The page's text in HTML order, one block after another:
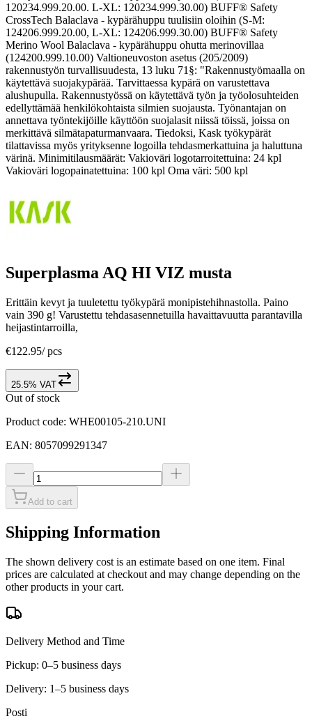
120234.999.20.00. L-XL: 120234.999.30.00) BUFF® Safety
CrossTech Balaclava - kypärähuppu tuulisiin oloihin (S-M:
124206.999.20.00, L-XL: 124206.999.30.00) BUFF® Safety
Merino Wool Balaclava - kypärähuppu ohutta merinovillaa
(124200.999.10.00) Valtioneuvoston asetus (205/2009)
rakennustyön turvallisuudesta, 13 luku 71§: "Rakennustyömaalla on
käytettävä suojakypärää. Tarvittaessa kypärä on varustettava
alushupulla. Rakennustyössä on käytettävä työn ja työolosuhteiden
edellyttämää henkilökohtaista silmien suojausta. Työnantajan on
annettava työntekijöille käyttöön suojalasit niissä töissä, joissa on
merkittävä silmätapaturmanvaara. Tiedoksi, Kask työkypärät
tilattavissa myös yrityksenne logoilla tehdasmerkattuina ja haluttuna
värinä. Minimitilausmäärät: Vakioväri logotarroitettuina: 24 kpl
Vakioväri logopainatettuina: 100 kpl Oma väri: 500 kpl
Superplasma AQ HI VIZ musta
Erittäin kevyt ja tuuletettu työkypärä monipistehihnastolla. Paino
vain 390 g! Varustettu tehdasasennetuilla havaittavuutta parantavilla
heijastintarroilla,
€122.95/ pcs
25.5% VAT
Out of stock
Product code: WHE00105-210.UNI
EAN: 8057099291347
Add to cart
Shipping Information
The shown delivery cost is an estimate based on one item. Final
prices are calculated at checkout and may change depending on the
other products in your cart.
Delivery Method and Time
Pickup: 0–5 business days
Delivery: 1–5 business days
Posti